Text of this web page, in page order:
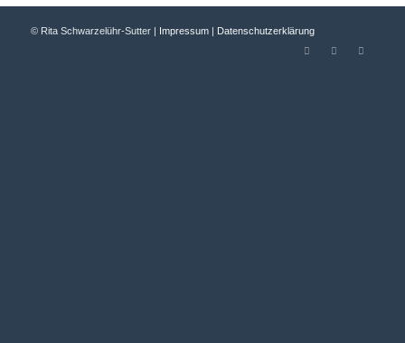
© Rita Schwarzelühr-Sutter | Impressum| Datenschutzerklärung